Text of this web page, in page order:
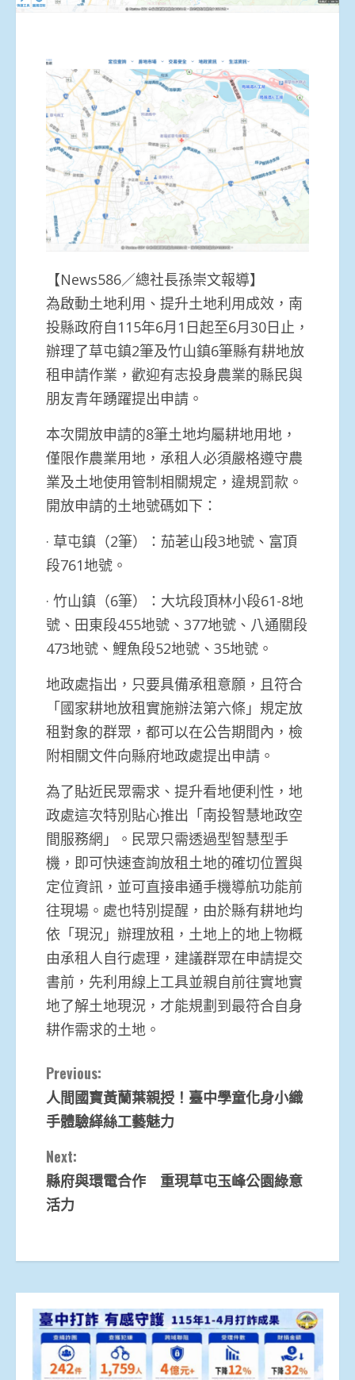
【News586／總社長孫崇文報導】
為啟動土地利用、提升土地利用成效，南
投縣政府自115年6月1日起至6月30日止，
辦理了草屯鎮2筆及竹山鎮6筆縣有耕地放
租申請作業，歡迎有志投身農業的縣民與
朋友青年踴躍提出申請。
本次開放申請的8筆土地均屬耕地用地，
僅限作農業用地，承租人必須嚴格遵守農
業及土地使用管制相關規定，違規罰款。
開放申請的土地號碼如下：
· 草屯鎮（2筆）：茄荖山段3地號、富頂
段761地號。
· 竹山鎮（6筆）：大坑段頂林小段61-8地
號、田東段455地號、377地號、八通關段
473地號、鯉魚段52地號、35地號。
地政處指出，只要具備承租意願，且符合
「國家耕地放租實施辦法第六條」規定放
租對象的群眾，都可以在公告期間內，檢
附相關文件向縣府地政處提出申請。
為了貼近民眾需求、提升看地便利性，地
政處這次特別貼心推出「南投智慧地政空
間服務網」。民眾只需透過型智慧型手
機，即可快速查詢放租土地的確切位置與
定位資訊，並可直接串通手機導航功能前
往現場。處也特別提醒，由於縣有耕地均
依「現況」辦理放租，土地上的地上物概
由承租人自行處理，建議群眾在申請提交
書前，先利用線上工具並親自前往實地實
地了解土地現況，才能規劃到最符合自身
耕作需求的土地。
Continue
Reading
Previous:
人間國寶黃蘭葉親授！臺中學童化身小織
手體驗緙絲工藝魅力
Next:
縣府與環電合作 重現草屯玉峰公園綠意
活力